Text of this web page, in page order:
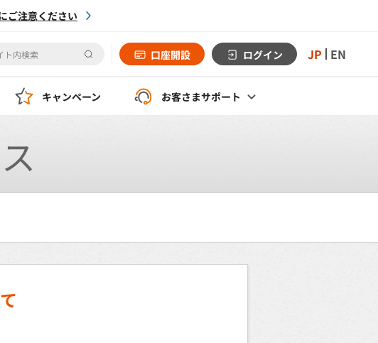
ご注意ください
口座開設 ログイン JP EN
キャンペーン お客さまサポート